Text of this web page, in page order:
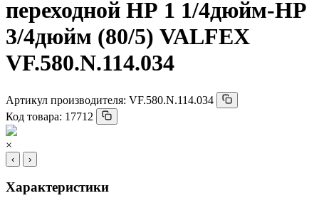
переходной НР 1 1/4дюйм-НР
3/4дюйм (80/5) VALFEX
VF.580.N.114.034
Артикул производителя: VF.580.N.114.034
Код товара: 17712
×
‹ ›
Характеристики